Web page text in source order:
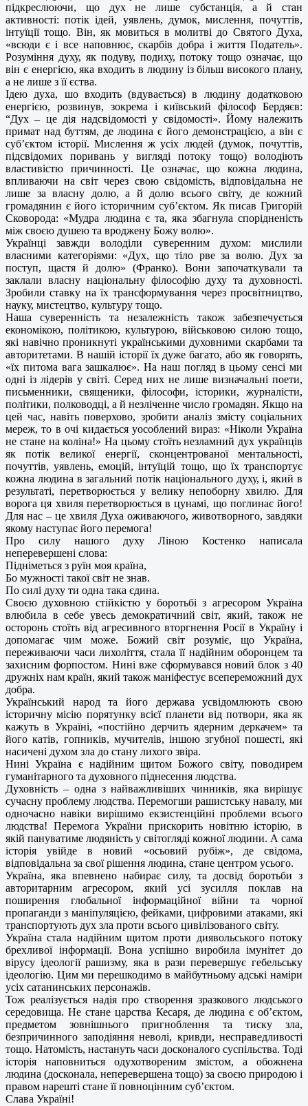
підкреслюючи, що дух не лише субстанція, а й стан
активності: потік ідей, уявлень, думок, мислення, почуттів,
інтуїції тощо. Він, як мовиться в молитві до Святого Духа,
«всюди є і все наповнює, скарбів добра і життя Податель».
Розуміння духу, як подуву, подиху, потоку тощо означає, що
він є енергією, яка входить в людину із більш високого плану,
а не лише з її єства.
Ідею духа, шо входить (вдувається) в людину додатковою
енергією, розвинув, зокрема і київський філософ Бердяєв:
“Дух – це дія надсвідомості у свідомості». Йому належить
примат над буттям, де людина є його демонстрацією, а він є
суб’єктом історії. Мислення ж усіх людей (думок, почуттів,
підсвідомих поривань у вигляді потоку тощо) володіють
властивістю причинності. Це означає, що кожна людина,
впливаючи на світ через свою свідомість, відповідальна не
лише за власну долю, а й долю всього світу, де кожний
громадянин є його історичним суб’єктом. Як писав Григорій
Сковорода: «Мудра людина є та, яка збагнула спорідненість
між своєю душею та вроджену Божу волю».
Українці завжди володіли суверенним духом: мислили
власними категоріями: «Дух, що тіло рве за волю. Дух за
поступ, щастя й долю» (Франко). Вони започаткували та
заклали власну національну філософію духу та духовності.
Зробили ставку на їх трансформування через просвітництво,
науку, мистецтво, культуру тощо.
Наша суверенність та незалежність також забезпечується
економікою, політикою, культурою, військовою силою тощо,
які навічно проникнуті українськими духовними скарбами та
авторитетами. В нашій історії їх дуже багато, або як говорять,
«їх питома вага зашкалює». На наш погляд в цьому сенсі ми
одні із лідерів у світі. Серед них не лише визначальні поети,
письменники, священики, філософи, історики, журналісти,
політики, полководці, а й незліченне число громадян. Якщо на
цей час, навіть поверхово, зробити аналіз змісту соціальних
мереж, то в очі кидається уособлений вираз: «Ніколи Україна
не стане на коліна!» На цьому стоїть незламний дух українців
як потік великої енергії, сконцентрованої ментальності,
почуттів, уявлень, емоцій, інтуїцій тощо, що їх транспортує
кожна людина в загальний потік національного духу, і, який в
результаті, перетворюється у велику непоборну хвилю. Для
ворога ця хвиля перетворюється в цунамі, що поглинає його!
Для нас – це хвиля Духа оживаючого, животворного, завдяки
якому наступає його перемога!
Про силу нашого духу Ліною Костенко написала
неперевершені слова:
Підніметься з руїн моя країна,
Бо мужності такої світ не знав.
По силі духу ти одна така єдина.
Своєю духовною стійкістю у боротьбі з агресором Україна
влюбила в себе увесь демократичний світ, який, також не
осторонь стоїть від агресивного вторгнення Росії в Україну і
допомагає чим може. Божий світ розуміє, що Україна,
переживаючи часи лихоліття, стала її надійним оборонцем та
захисним форпостом. Нині вже сформувався новий блок з 40
дружніх нам країн, який також маніфестує всепереможний дух
добра.
Український народ та його держава усвідомлюють свою
історичну місію порятунку всієї планети від потвори, яка як
кажуть в Україні, «постійно дерчить ядерним деркачем» та
його катів, гопників, мучителів, іншою згубної пошесті, які
насичені духом зла до стану лихого звіра.
Нині Україна є надійним щитом Божого світу, поводирем
гуманітарного та духовного піднесення людства.
Духовність – одна з найважливіших чинників, яка вирішує
сучасну проблему людства. Перемогши рашистську навалу, ми
одночасно навіки вирішимо екзистенційні проблеми всього
людства! Перемога України прискорить новітню історію, в
якій пануватиме людяність у світогляді кожної людини. А сама
історія увійде в новий «осьовий рубіж», де свідома,
відповідальна за свої рішення людина, стане центром усього.
Україна, яка впевнено набирає силу, та досвід боротьби з
авторитарним агресором, який усі зусилля поклав на
поширення глобальної інформаційної війни та чорної
пропаганди з маніпуляцією, фейками, цифровими атаками, які
транспортують дух зла проти всього цивілізованого світу.
Україна стала надійним щитом проти диявольського потоку
брехливої інформації. Вона успішно виробила імунітет до
вірусу ідеології рашизму, яка в рази перевершує гебельську
ідеологію. Цим ми перешкодимо в майбутньому адські наміри
усіх сатанинських персонажів.
Тож реалізується надія про створення зразкового людського
середовища. Не стане царства Кесаря, де людина є об’єктом,
предметом зовнішнього пригноблення та тиску зла,
безпричинного заподіяння неволі, кривди, несправедливості
тощо. Натомість, настануть часи досконалого суспільства. Тоді
історія наповниться одухотвореним змістом, а обожнена
людина (досконала, неперевершена тощо) за своєю природою і
правом нарешті стане її повноцінним суб’єктом.
Слава Україні!